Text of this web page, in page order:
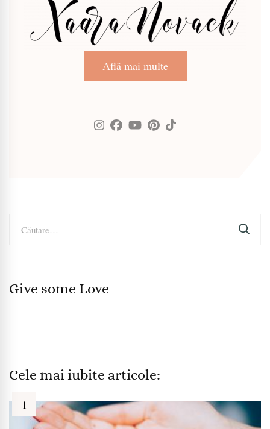
Află mai multe
după:
Give some Love
Cele mai iubite articole: